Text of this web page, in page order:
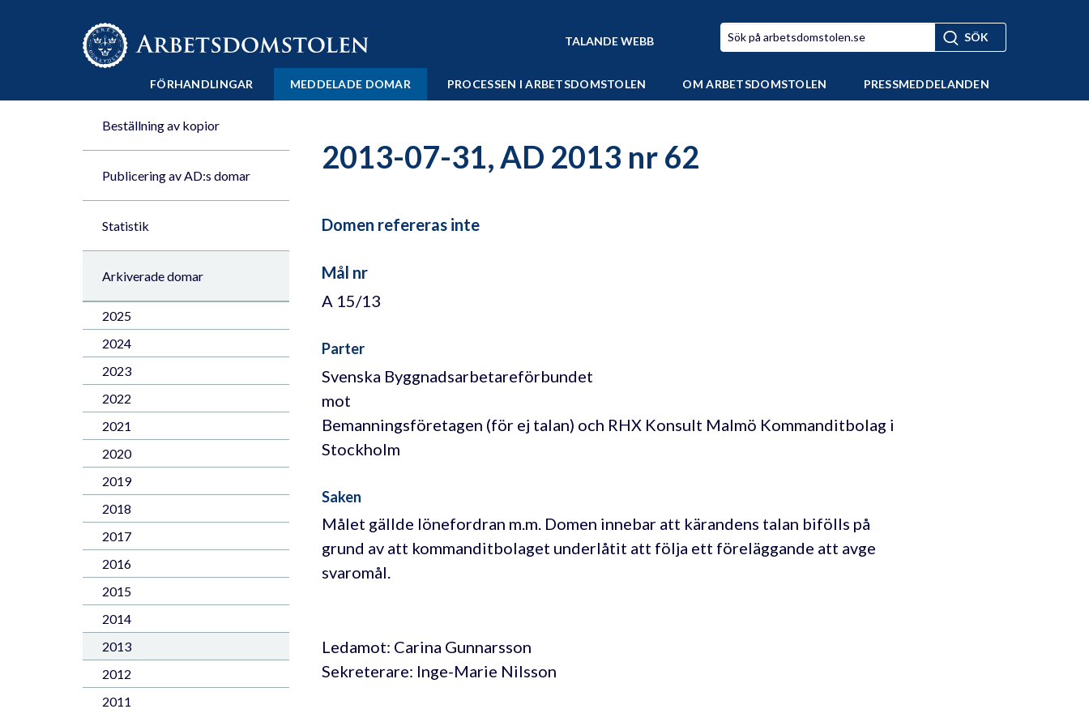
Till innehåll på sidan x
TALANDE WEBB
FÖRHANDLINGAR MEDDELADE DOMAR PROCESSEN I ARBETSDOMSTOLEN OM ARBETSDOMSTOLEN PRESSMEDDELANDEN
Beställning av kopior
Publicering av AD:s domar
Statistik
Arkiverade domar
2025
2024
2023
2022
2021
2020
2019
2018
2017
2016
2015
2014
2013
2012
2011
2013-07-31, AD 2013 nr 62
Domen refereras inte
Mål nr
A 15/13
Parter
Svenska Byggnadsarbetareförbundet
mot
Bemanningsföretagen (för ej talan) och RHX Konsult Malmö Kommanditbolag i
Stockholm
Saken
Målet gällde lönefordran m.m. Domen innebar att kärandens talan bifölls på
grund av att kommanditbolaget underlåtit att följa ett föreläggande att avge
svaromål.
Ledamot: Carina Gunnarsson
Sekreterare: Inge-Marie Nilsson